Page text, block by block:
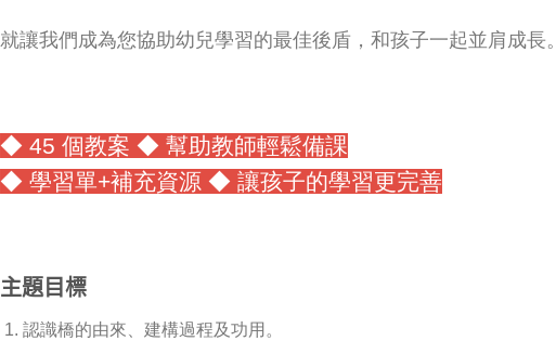
就讓我們成為您協助幼兒學習的最佳後盾，和孩子一起並肩成長。
◆ 45 個教案 ◆ 幫助教師輕鬆備課
◆ 學習單+補充資源 ◆ 讓孩子的學習更完善
主題目標
認識橋的由來、建構過程及功用。